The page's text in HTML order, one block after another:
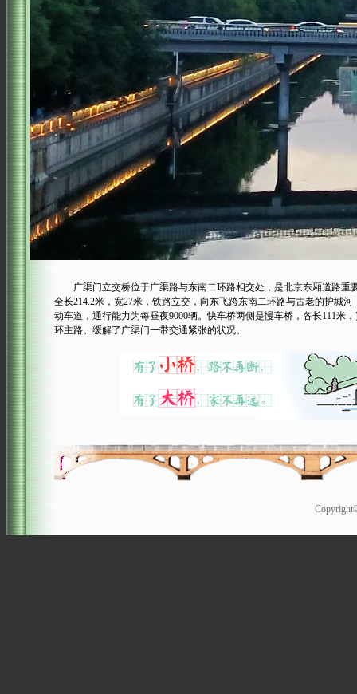
广渠门立交桥位于广渠路与东南二环路相交处，是北京东厢道路重
全长214.2米，宽27米，铁路立交，向东飞跨东南二环路与古老的护城
动车道，通行能力为每昼夜9000辆。快车桥两侧是慢车桥，各长111米
环主路。缓解了广渠门一带交通紧张的状况。